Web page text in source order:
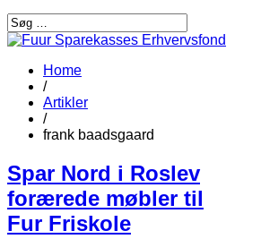
Home
/
Artikler
/
frank baadsgaard
Spar Nord i Roslev
forærede møbler til
Fur Friskole